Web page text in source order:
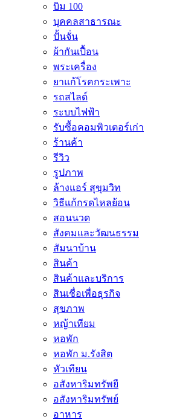
บิม 100
บุคคลสาธารณะ
ปั้นจั่น
ผ้ากันเปื้อน
พระเครื่อง
ยาแก้โรคกระเพาะ
รถสไลด์
ระบบไฟฟ้า
รับซื้อคอมพิวเตอร์เก่า
ร้านค้า
รีวิว
รูปภาพ
ล้างแอร์ สุขุมวิท
วิธีแก้กรดไหลย้อน
สอนนวด
สังคมและวัฒนธรรม
สัมนาบ้าน
สินค้า
สินค้าและบริการ
สินเชื่อเพื่อธุรกิจ
สุขภาพ
หญ้าเทียม
หอพัก
หอพัก ม.รังสิต
หัวเทียน
อสังหาริมทรัพยื
อสังหาริมทรัพย์
อาหาร